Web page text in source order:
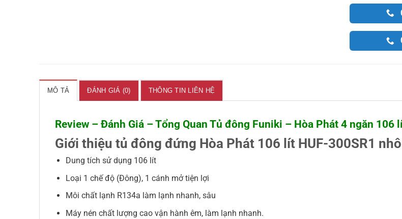
MÔ TẢ ĐÁNH GIÁ (0) THÔNG TIN LIÊN HỆ
Review – Đánh Giá – Tổng Quan Tủ đông Funiki – Hòa Phát 4 ngăn 106
Giới thiệu tủ đông đứng Hòa Phát 106 lít HUF-300SR1
Dung tích sử dụng 106 lít
Loại 1 chế độ (Đông), 1 cánh mở tiện lợi
Môi chất lạnh R134a làm lạnh nhanh, sâu
Máy nén chất lượng cao vận hành êm, làm lạnh nhanh.